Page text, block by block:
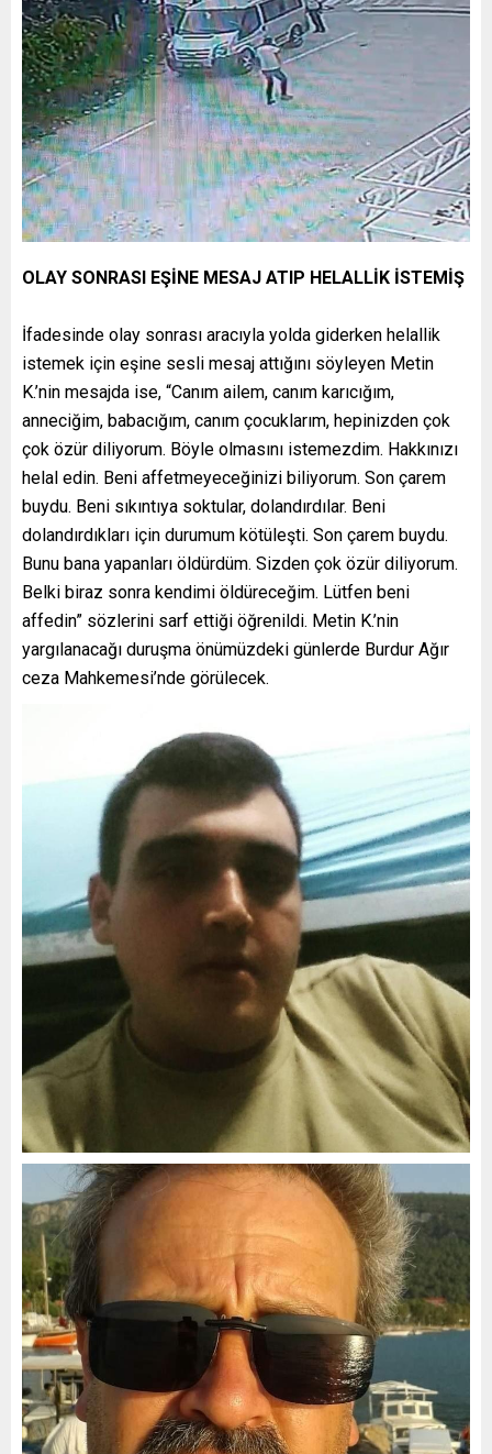
OLAY SONRASI EŞİNE MESAJ ATIP HELALLİK İSTEMİŞ
İfadesinde olay sonrası aracıyla yolda giderken helallik
istemek için eşine sesli mesaj attığını söyleyen Metin
K.’nin mesajda ise, “Canım ailem, canım karıcığım,
anneciğim, babacığım, canım çocuklarım, hepinizden çok
çok özür diliyorum. Böyle olmasını istemezdim. Hakkınızı
helal edin. Beni affetmeyeceğinizi biliyorum. Son çarem
buydu. Beni sıkıntıya soktular, dolandırdılar. Beni
dolandırdıkları için durumum kötüleşti. Son çarem buydu.
Bunu bana yapanları öldürdüm. Sizden çok özür diliyorum.
Belki biraz sonra kendimi öldüreceğim. Lütfen beni
affedin” sözlerini sarf ettiği öğrenildi. Metin K.’nin
yargılanacağı duruşma önümüzdeki günlerde Burdur Ağır
ceza Mahkemesi’nde görülecek.